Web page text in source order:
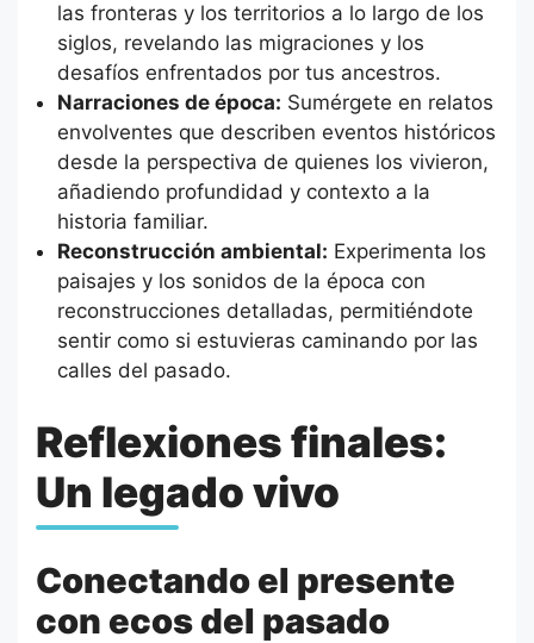
las fronteras y los territorios a lo largo de los
siglos, revelando las migraciones y los
desafíos enfrentados por tus ancestros.
Narraciones de época: Sumérgete en relatos
envolventes que describen eventos históricos
desde la perspectiva de quienes los vivieron,
añadiendo profundidad y contexto a la
historia familiar.
Reconstrucción ambiental: Experimenta los
paisajes y los sonidos de la época con
reconstrucciones detalladas, permitiéndote
sentir como si estuvieras caminando por las
calles del pasado.
Reflexiones finales:
Un legado vivo
Conectando el presente
con ecos del pasado